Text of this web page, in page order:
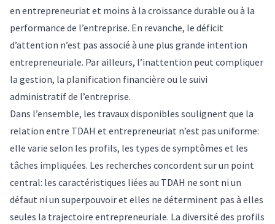
en entrepreneuriat et moins à la croissance durable ou à la
performance de l’entreprise. En revanche, le déficit
d’attention n’est pas associé à une plus grande intention
entrepreneuriale. Par ailleurs, l’inattention peut compliquer
la gestion, la planification financière ou le suivi
administratif de l’entreprise.
Dans l’ensemble, les travaux disponibles soulignent que la
relation entre TDAH et entrepreneuriat n’est pas uniforme:
elle varie selon les profils, les types de symptômes et les
tâches impliquées. Les recherches concordent sur un point
central: les caractéristiques liées au TDAH ne sont ni un
défaut ni un superpouvoir et elles ne déterminent pas à elles
seules la trajectoire entrepreneuriale. La diversité des profils